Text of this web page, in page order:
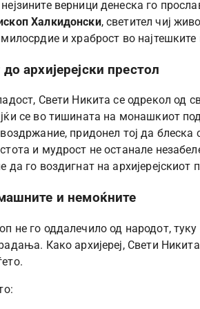
верници денеска го
Халкидонски, светител чиј
и храброст во
архијерејски престол
Свети Никита се одрекол од
се во тишината на монашкиот
придонел тој да блеска
и мудрост не останале
да го воздигнат на архијерејскиот
и немоќните
не го оддалечило од народот,
Како архијереј, Свети